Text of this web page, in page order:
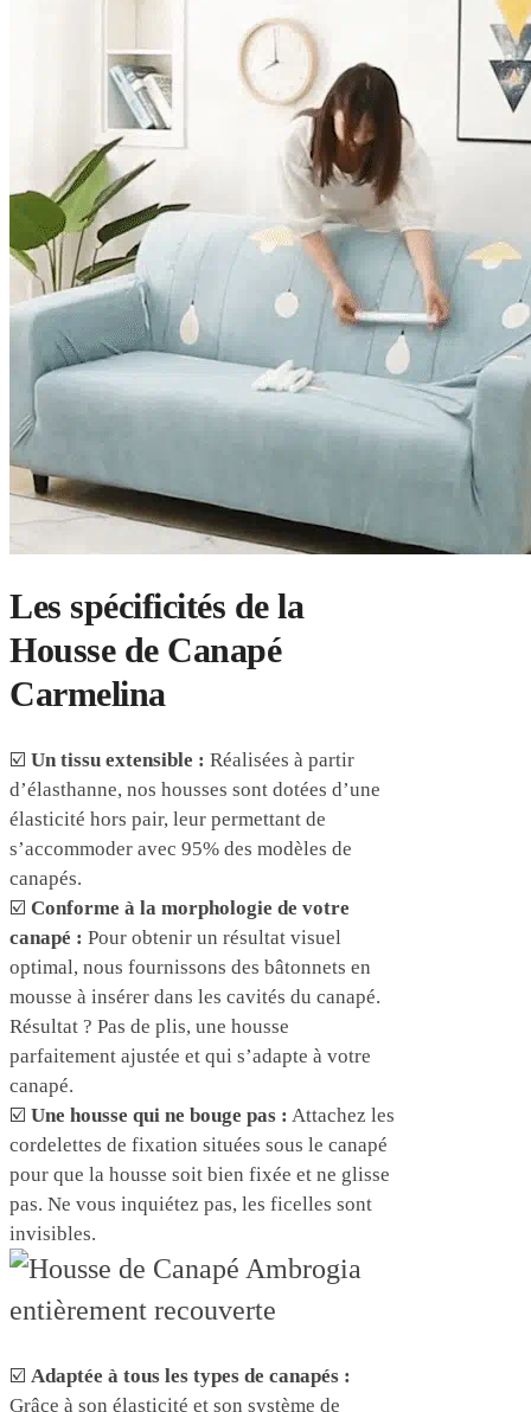
Les spécificités de la
Housse de Canapé
Carmelina
☑️ Un tissu extensible : Réalisées à partir
d’élasthanne, nos housses sont dotées d’une
élasticité hors pair, leur permettant de
s’accommoder avec 95% des modèles de
canapés.
☑️ Conforme à la morphologie de votre
canapé : Pour obtenir un résultat visuel
optimal, nous fournissons des bâtonnets en
mousse à insérer dans les cavités du canapé.
Résultat ? Pas de plis, une housse
parfaitement ajustée et qui s’adapte à votre
canapé.
☑️ Une housse qui ne bouge pas : Attachez les
cordelettes de fixation situées sous le canapé
pour que la housse soit bien fixée et ne glisse
pas. Ne vous inquiétez pas, les ficelles sont
invisibles.
☑️ Adaptée à tous les types de canapés :
Grâce à son élasticité et son système de